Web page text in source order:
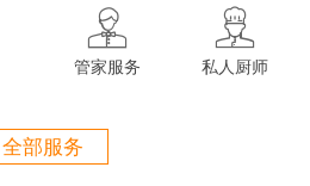
，床铺可选大床房或双大床房两种规
括影音室、台球桌、健身房、瑜伽露
以及两间配有相连厨房的独立餐厅。

管家服务

私人厨师
全部服务